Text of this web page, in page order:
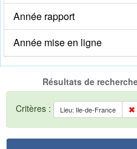
Année rapport
Année mise en ligne
Résultats de
Critères : Lieu: Ile-de-France